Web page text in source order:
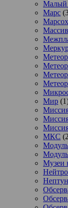
Малый
Марс
Мир
МКС
Музеи
Нептун